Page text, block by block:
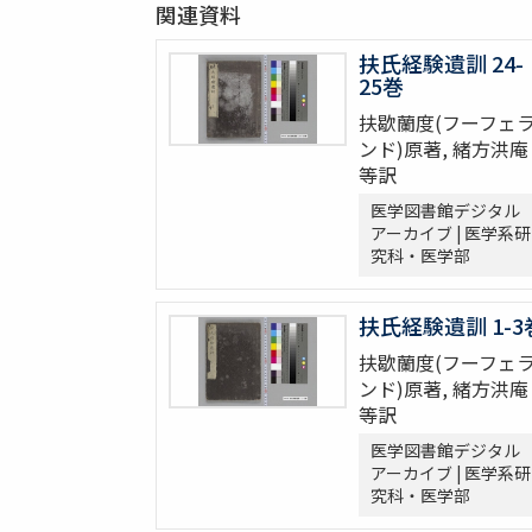
関連資料
扶氏経験遺訓 24-
25巻
扶歇蘭度(フーフェラ
ンド)原著, 緒方洪庵
等訳
医学図書館デジタル
アーカイブ | 医学系研
究科・医学部
扶氏経験遺訓 1-3
扶歇蘭度(フーフェラ
ンド)原著, 緒方洪庵
等訳
医学図書館デジタル
アーカイブ | 医学系研
究科・医学部